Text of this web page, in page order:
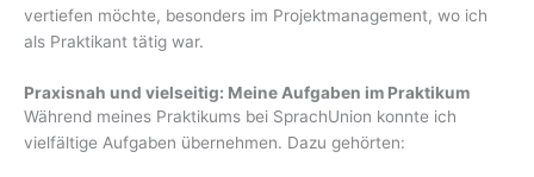
vertiefen möchte, besonders im Projektmanagement, wo ich
als Praktikant tätig war.
Praxisnah und vielseitig: Meine Aufgaben im Praktikum
Während meines Praktikums bei SprachUnion konnte ich
vielfältige Aufgaben übernehmen. Dazu gehörten: